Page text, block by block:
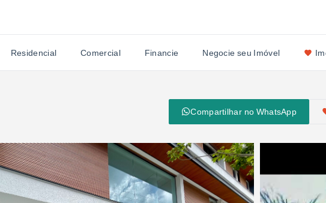
Residencial Comercial Financie Negocie seu Imóvel
Compartilhar no WhatsApp